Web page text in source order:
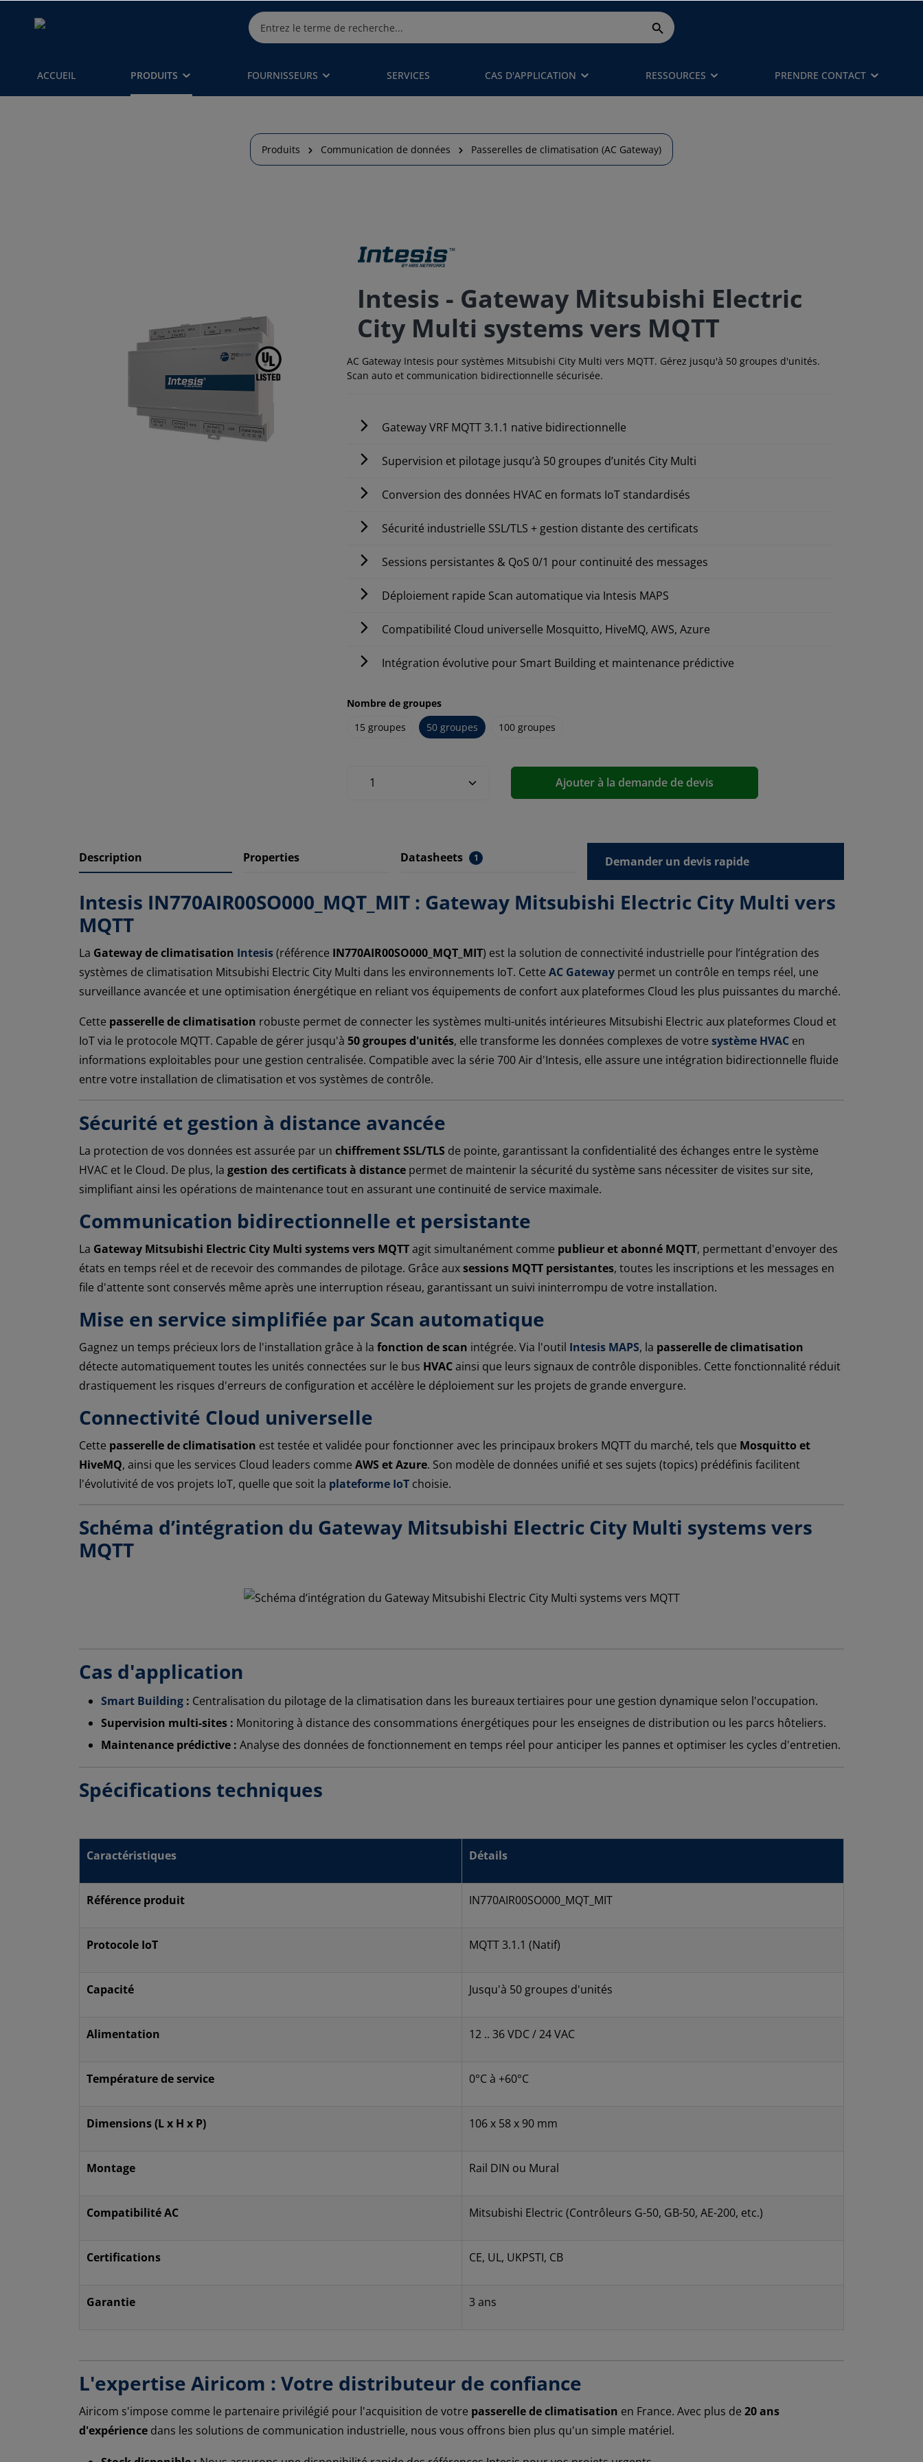
ACCUEIL PRODUITS FOURNISSEURS SERVICES CAS D'APPLICATION RESSOURCES PRENDRE CONTACT
Produits Communication de données Passerelles de climatisation (AC Gateway)
Intesis - Gateway Mitsubishi Electric
City Multi systems vers MQTT
AC Gateway Intesis pour systèmes Mitsubishi City Multi vers MQTT. Gérez jusqu'à 50 groupes d'unités.
Scan auto et communication bidirectionnelle sécurisée.
Gateway VRF MQTT 3.1.1 native bidirectionnelle
Supervision et pilotage jusqu’à 50 groupes d’unités City Multi
Conversion des données HVAC en formats IoT standardisés
Sécurité industrielle SSL/TLS + gestion distante des certificats
Sessions persistantes & QoS 0/1 pour continuité des messages
Déploiement rapide Scan automatique via Intesis MAPS
Compatibilité Cloud universelle Mosquitto, HiveMQ, AWS, Azure
Intégration évolutive pour Smart Building et maintenance prédictive
Nombre de groupes
15 groupes
50 groupes 100 groupes
Ajouter à la demande de devis
Description Properties Datasheets 1 Demander un devis rapide
Intesis IN770AIR00SO000_MQT_MIT : Gateway Mitsubishi Electric City Multi vers
MQTT
La Gateway de climatisation Intesis(référence IN770AIR00SO000_MQT_MIT) est la solution de connectivité industrielle pour l’intégration des
systèmes de climatisation Mitsubishi Electric City Multi dans les environnements IoT. Cette AC Gateway permet un contrôle en temps réel, une
surveillance avancée et une optimisation énergétique en reliant vos équipements de confort aux plateformes Cloud les plus puissantes du marché.
Cette passerelle de climatisation robuste permet de connecter les systèmes multi-unités intérieures Mitsubishi Electric aux plateformes Cloud et
IoT via le protocole MQTT. Capable de gérer jusqu'à 50 groupes d'unités, elle transforme les données complexes de votre système HVAC en
informations exploitables pour une gestion centralisée. Compatible avec la série 700 Air d'Intesis, elle assure une intégration bidirectionnelle fluide
entre votre installation de climatisation et vos systèmes de contrôle.
Sécurité et gestion à distance avancée
La protection de vos données est assurée par un chiffrement SSL/TLS de pointe, garantissant la confidentialité des échanges entre le système
HVAC et le Cloud. De plus, la gestion des certificats à distance permet de maintenir la sécurité du système sans nécessiter de visites sur site,
simplifiant ainsi les opérations de maintenance tout en assurant une continuité de service maximale.
Communication bidirectionnelle et persistante
La Gateway Mitsubishi Electric City Multi systems vers MQTTagit simultanément comme publieur et abonné MQTT, permettant d'envoyer des
états en temps réel et de recevoir des commandes de pilotage. Grâce auxsessions MQTT persistantes, toutes les inscriptions et les messages en
file d'attente sont conservés même après une interruption réseau, garantissant un suivi ininterrompu de votre installation.
Mise en service simplifiée par Scan automatique
Gagnez un temps précieux lors de l'installation grâce à la fonction de scan intégrée. Via l'outil Intesis MAPS, la passerelle de climatisation
détecte automatiquement toutes les unités connectées sur le bus HVACainsi que leurs signaux de contrôle disponibles. Cette fonctionnalité réduit
drastiquement les risques d'erreurs de configuration et accélère le déploiement sur les projets de grande envergure.
Connectivité Cloud universelle
Cette passerelle de climatisation est testée et validée pour fonctionner avec les principaux brokers MQTT du marché, tels que Mosquitto et
HiveMQ, ainsi que les services Cloud leaders comme AWS et Azure. Son modèle de données unifié et ses sujets (topics) prédéfinis facilitent
l'évolutivité de vos projets IoT, quelle que soit la plateforme IoT choisie.
Schéma d’intégration du Gateway Mitsubishi Electric City Multi systems vers
MQTT
Cas d'application
Smart Building : Centralisation du pilotage de la climatisation dans les bureaux tertiaires pour une gestion dynamique selon l'occupation.
Supervision multi-sites : Monitoring à distance des consommations énergétiques pour les enseignes de distribution ou les parcs hôteliers.
Maintenance prédictive : Analyse des données de fonctionnement en temps réel pour anticiper les pannes et optimiser les cycles d'entretien.
Spécifications techniques
Caractéristiques Détails
Référence produit IN770AIR00SO000_MQT_MIT
Protocole IoT MQTT 3.1.1 (Natif)
Capacité Jusqu'à 50 groupes d'unités
Alimentation 12 .. 36 VDC / 24 VAC
Température de service 0°C à +60°C
Dimensions (L x H x P) 106 x 58 x 90 mm
Montage Rail DIN ou Mural
Compatibilité AC Mitsubishi Electric (Contrôleurs G-50, GB-50, AE-200, etc.)
Certifications CE, UL, UKPSTI, CB
Garantie 3 ans
L'expertise Airicom : Votre distributeur de confiance
Airicom s'impose comme le partenaire privilégié pour l'acquisition de votre passerelle de climatisation en France. Avec plus de 20 ans
d'expérience dans les solutions de communication industrielle, nous vous offrons bien plus qu'un simple matériel.